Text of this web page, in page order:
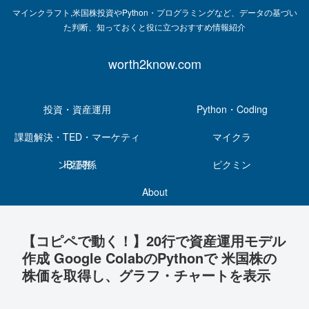
マインクラフト,米国株投資やPython・プログラミングなど、データの基づい
た判断、知っておくと役に立つおすすめ情報紹介
worth2know.com
投資・資産運用
Python・Coding
課題解決・TED・マーケティ
ング関係
マイクラ
IB証券
ピクミン
About
【コピペで動く！】20行で資産運用モデル
作成 Google ColabのPythonで 米国株の
株価を取得し、グラフ・チャートを表示